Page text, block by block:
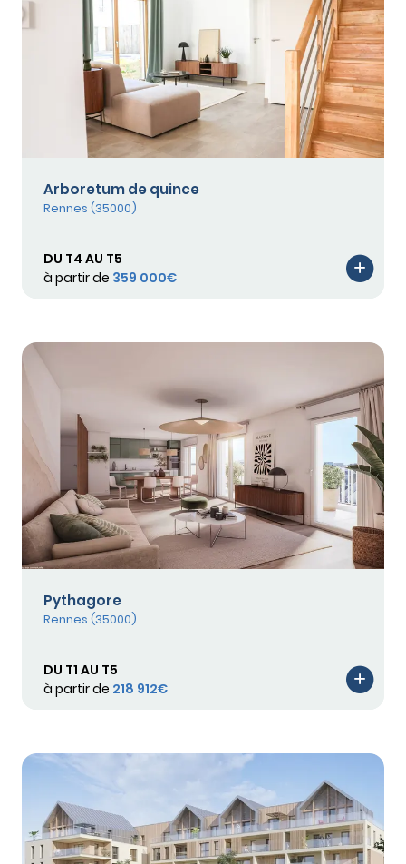
Arboretum de quince
Rennes (35000)
DU T4 AU T5
à partir de 359 000€
Pythagore
Rennes (35000)
DU T1 AU T5
à partir de 218 912€